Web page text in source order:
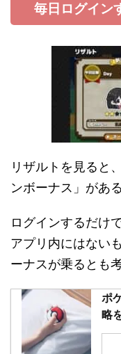
毎日ログイン
リザルトを見ると
ンボーナス」があ
ログインするだけ
アプリ内にはない
ーナスが乗るとも
ポ
略